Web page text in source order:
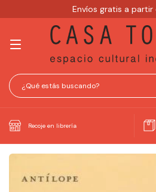
Envíos gratis a partir
Recoje en librería